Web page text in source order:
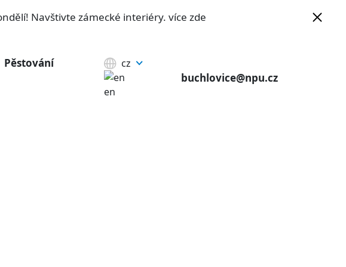
Navštivte zámecké interiéry. více zde
Pěstování cz
en
buchlovice@npu.cz